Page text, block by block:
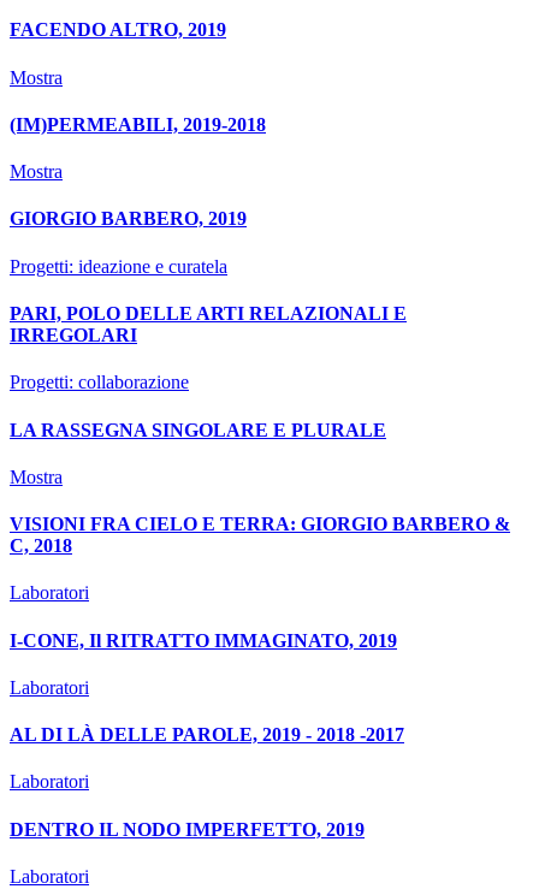
FACENDO ALTRO, 2019
Mostra
(IM)PERMEABILI, 2019-2018
Mostra
GIORGIO BARBERO, 2019
Progetti: ideazione e curatela
PARI, POLO DELLE ARTI RELAZIONALI E
IRREGOLARI
Progetti: collaborazione
LA RASSEGNA SINGOLARE E PLURALE
Mostra
VISIONI FRA CIELO E TERRA: GIORGIO BARBERO &
C, 2018
Laboratori
I-CONE, Il RITRATTO IMMAGINATO, 2019
Laboratori
AL DI LÀ DELLE PAROLE, 2019 - 2018 -2017
Laboratori
DENTRO IL NODO IMPERFETTO, 2019
Laboratori